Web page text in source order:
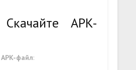
APK-
файл: